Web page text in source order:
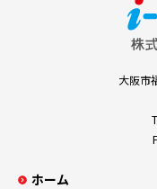
大阪市
ホーム